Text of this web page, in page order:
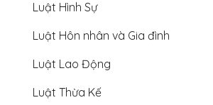
Luật Hình Sự
Luật Hôn nhân và Gia đình
Luật Lao Động
Luật Thừa Kế